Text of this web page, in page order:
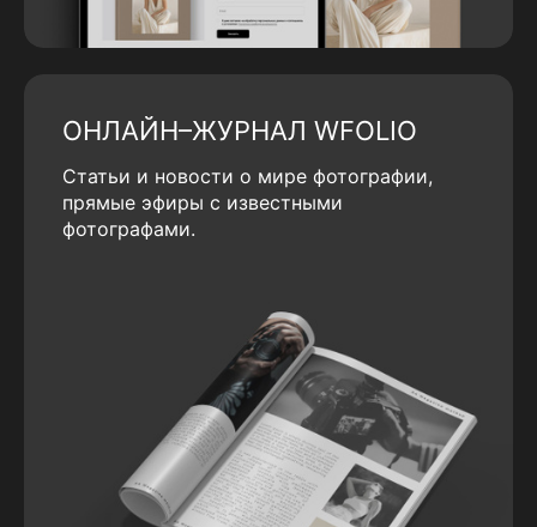
ОНЛАЙН–ЖУРНАЛ WFOLIO
Статьи и новости о мире фотографии,
прямые эфиры с известными
фотографами.